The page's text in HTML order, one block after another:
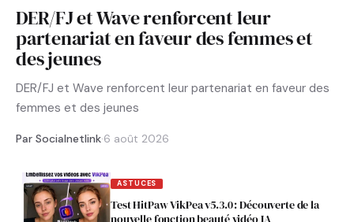
DER/FJ et Wave renforcent leur
partenariat en faveur des femmes et
des jeunes
DER/FJ et Wave renforcent leur partenariat en faveur des
femmes et des jeunes
Par Socialnetlink·6 août 2026
ASTUCES
Test HitPaw VikPea v5.3.0 : Découverte de la